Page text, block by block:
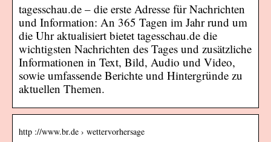
tagesschau.de – die erste Adresse für Nachrichten
und Information: An 365 Tagen im Jahr rund um
die Uhr aktualisiert bietet tagesschau.de die
wichtigsten Nachrichten des Tages und zusätzliche
Informationen in Text, Bild, Audio und Video,
sowie umfassende Berichte und Hintergründe zu
aktuellen Themen.
http ://www.br.de › wettervorhersage